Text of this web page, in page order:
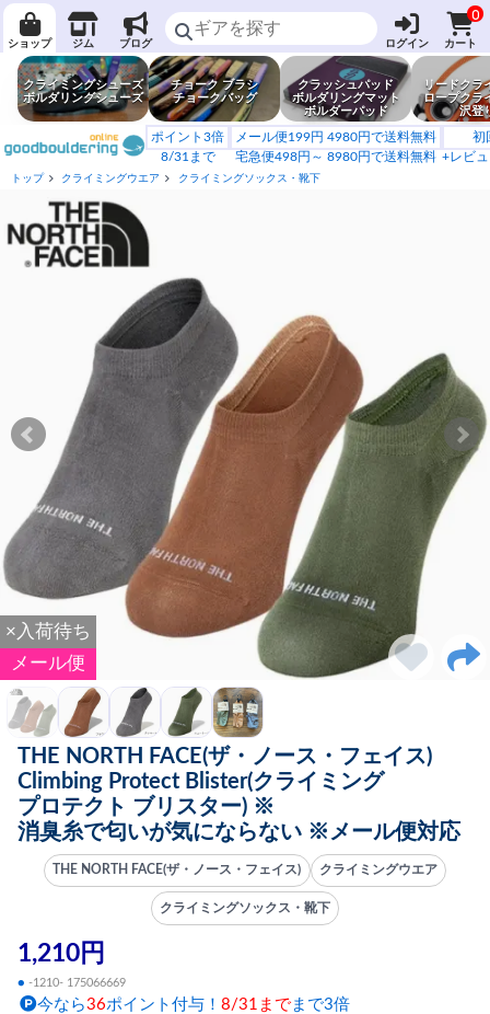
ショップ ジム ブログ ログイン
0
カート
クライミングシューズ
ボルダリングシューズ
チョーク ブラシ
チョークバッグ
クラッシュパッド
ボルダリングマット
ボルダーパッド
リードクラ
ロープクラ
沢登
ポイント3倍
8/31まで
メール便199円 4980円で送料無料
宅急便498円～ 8980円で送料無料
初
+レビ
トップ クライミングウエア クライミングソックス・靴下
×入荷待ち
メール便
THE NORTH FACE(ザ・ノース・フェイス)
Climbing Protect Blister(クライミング
プロテクト ブリスター) ※
消臭糸で匂いが気にならない ※メール便対応
THE NORTH FACE(ザ・ノース・フェイス) クライミングウエア
クライミングソックス・靴下
1,210円
● -1210- 175066669
今なら36ポイント付与！ 8/31まで まで3倍